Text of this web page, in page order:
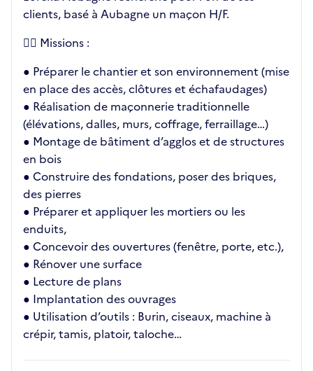
clients, basé à Aubagne un maçon H/F.
👉🏼 Missions :
● Préparer le chantier et son environnement (mise
en place des accès, clôtures et échafaudages)
● Réalisation de maçonnerie traditionnelle
(élévations, dalles, murs, coffrage, ferraillage…)
● Montage de bâtiment d’agglos et de structures
en bois
● Construire des fondations, poser des briques,
des pierres
● Préparer et appliquer les mortiers ou les
enduits,
● Concevoir des ouvertures (fenêtre, porte, etc.),
● Rénover une surface
● Lecture de plans
● Implantation des ouvrages
● Utilisation d’outils : Burin, ciseaux, machine à
crépir, tamis, platoir, taloche…